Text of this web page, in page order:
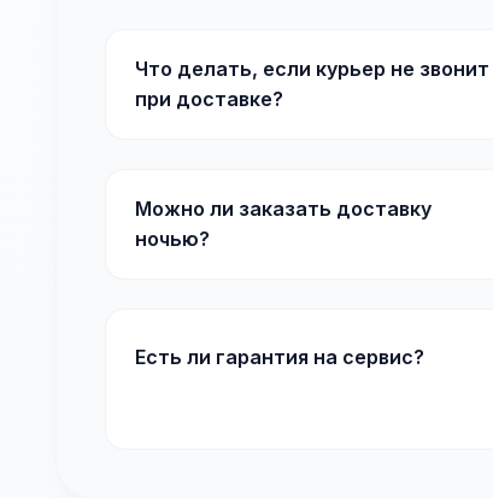
Что делать, если курьер не звонит
при доставке?
Можно ли заказать доставку
ночью?
Есть ли гарантия на сервис?